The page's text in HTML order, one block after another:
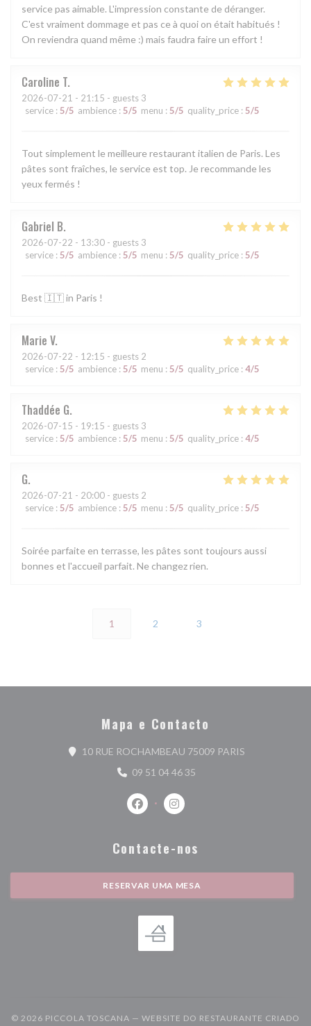
service pas aimable. L'impression constante de déranger.
C'est vraiment dommage et pas ce à quoi on était habitués !
On reviendra quand même :) mais faudra faire un effort !
Caroline T
2026-07-21 - 21:15 - guests 3
service : 5/5 ambience : 5/5 menu : 5/5 quality_price : 5/5
Tout simplement le meilleure restaurant italien de Paris. Les
pâtes sont fraîches, le service est top. Je recommande les
yeux fermés !
Gabriel B
2026-07-22 - 13:30 - guests 3
service : 5/5 ambience : 5/5 menu : 5/5 quality_price : 5/5
Best 🇮🇹 in Paris !
Marie V
2026-07-22 - 12:15 - guests 2
service : 5/5 ambience : 5/5 menu : 5/5 quality_price : 4/5
Thaddée G
2026-07-15 - 19:15 - guests 3
service : 5/5 ambience : 5/5 menu : 5/5 quality_price : 4/5
G
2026-07-21 - 20:00 - guests 2
service : 5/5 ambience : 5/5 menu : 5/5 quality_price : 5/5
Soirée parfaite en terrasse, les pâtes sont toujours aussi
bonnes et l'accueil parfait. Ne changez rien.
1 2 3
Mapa e Contacto
10 RUE ROCHAMBEAU 75009 PARIS
09 51 04 46 35
Facebook ((abre numa nova janela))
Instagram ((abre numa nova
Contacte-nos
RESERVAR UMA MESA
© 2026 PICCOLA TOSCANA — WEBSITE DO RESTAURANTE CRIADO